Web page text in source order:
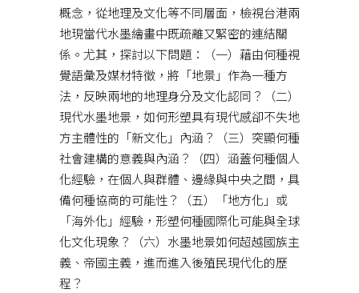
概念，從地理及文化等不同層面，檢視台港兩
地現當代水墨繪畫中既疏離又緊密的連結關
係。尤其，探討以下問題：（一）藉由何種視
覺語彙及媒材特徵，將「地景」作為一種方
法，反映兩地的地理身分及文化認同？（二）
現代水墨地景，如何形塑具有現代感卻不失地
方主體性的「新文化」內涵？（三）突顯何種
社會建構的意義與內涵？（四）涵蓋何種個人
化經驗，在個人與群體、邊緣與中央之間，具
備何種協商的可能性？（五）「地方化」或
「海外化」經驗，形塑何種國際化可能與全球
化文化現象？（六）水墨地景如何超越國族主
義、帝國主義，進而進入後殖民現代化的歷
程？